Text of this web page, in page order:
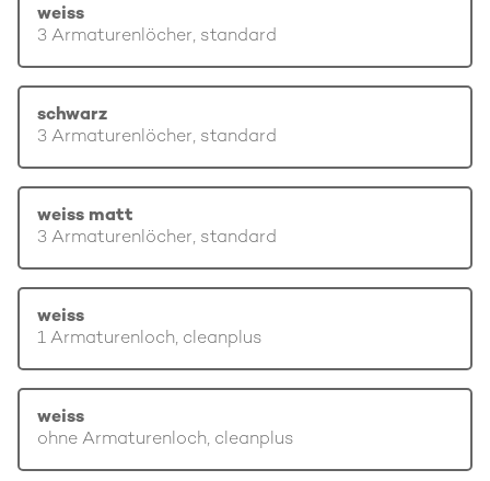
weiss
3 Armaturenlöcher, standard
schwarz
3 Armaturenlöcher, standard
weiss matt
3 Armaturenlöcher, standard
weiss
1 Armaturenloch, cleanplus
weiss
ohne Armaturenloch, cleanplus